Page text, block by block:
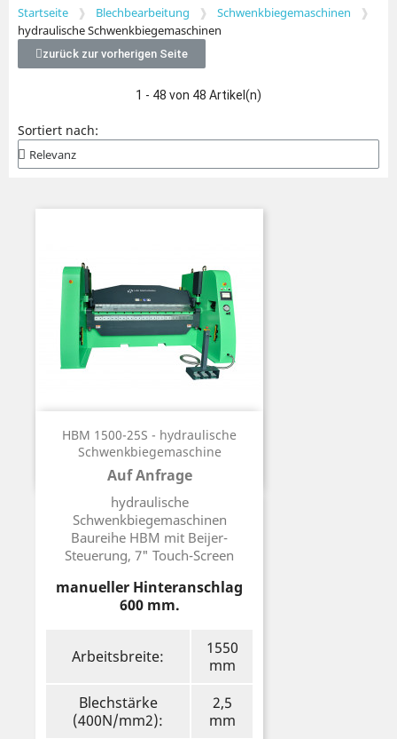
Startseite Blechbearbeitung
Schwenkbiegemaschinen
hydraulische Schwenkbiegemaschinen
zurück zur vorherigen Seite
1 - 48 von 48 Artikel(n)
Sortiert nach:
HBM 1500-25S - hydraulische
Schwenkbiegemaschine
Auf Anfrage
Preis
hydraulische
Schwenkbiegemaschinen
Baureihe HBM mit Beijer-
Steuerung, 7" Touch-Screen
manueller Hinteranschlag
600 mm.
Arbeitsbreite:
1550
mm
Blechstärke
(400N/mm2):
2,5
mm